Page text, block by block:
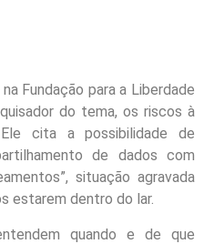
Fundação para a Liberdade
do tema, os riscos à
Ele cita a possibilidade de
de dados com
situação agravada
estarem dentro do lar.
quando e de que